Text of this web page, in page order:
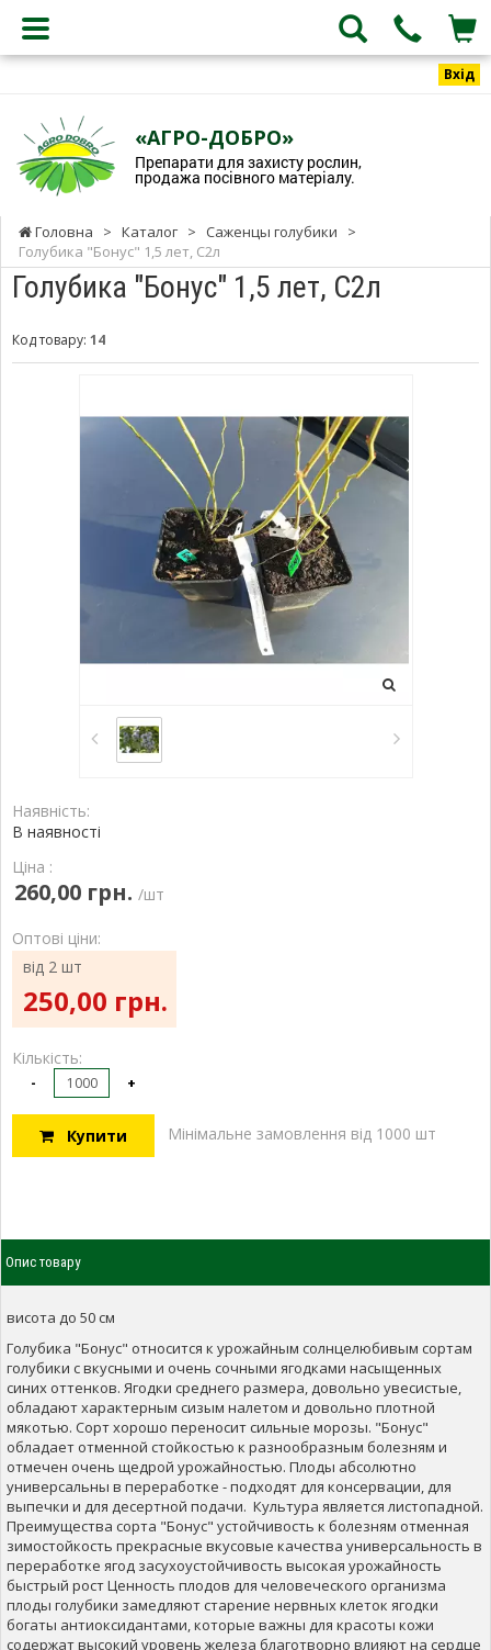
Вхід
«АГРО-ДОБРО»
Препарати для захисту рослин,
продажа посівного матеріалу.
Головна > Каталог > Саженцы голубики
>
Голубика "Бонус" 1,5 лет, С2л
Голубика "Бонус" 1,5 лет, С2л
Код товару: 14
Наявність:
В наявності
Ціна :
260,00 грн. /шт
Оптові ціни:
від 2 шт
250,00 грн.
Кількість:
- +
Купити Мінімальне замовлення від 1000 шт
Опис товару
висота до 50 см
Голубика "Бонус" относится к урожайным солнцелюбивым сортам
голубики с вкусными и очень сочными ягодками насыщенных
синих оттенков. Ягодки среднего размера, довольно увесистые,
обладают характерным сизым налетом и довольно плотной
мякотью. Сорт хорошо переносит сильные морозы. "Бонус"
обладает отменной стойкостью к разнообразным болезням и
отмечен очень щедрой урожайностью. Плоды абсолютно
универсальны в переработке - подходят для консервации, для
выпечки и для десертной подачи. Культура является листопадной.
Преимущества сорта "Бонус" устойчивость к болезням отменная
зимостойкость прекрасные вкусовые качества универсальность в
переработке ягод засухоустойчивость высокая урожайность
быстрый рост Ценность плодов для человеческого организма
плоды голубики замедляют старение нервных клеток ягодки
богаты антиоксидантами, которые важны для красоты кожи
содержат высокий уровень железа благотворно влияют на сердце